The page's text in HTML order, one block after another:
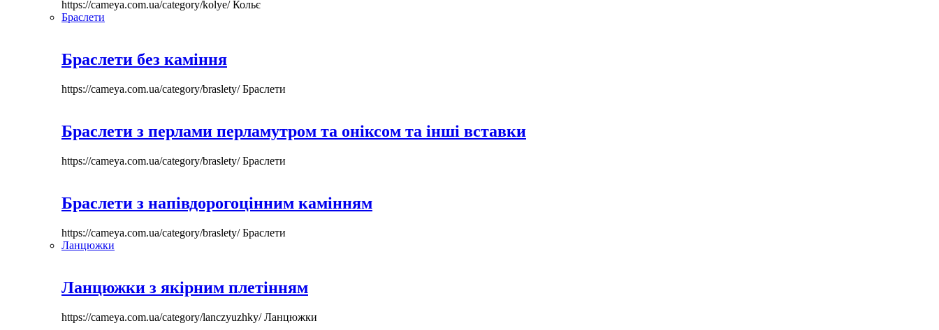
https://cameya.com.ua/category/kolye/Кольє
Браслети
Браслети без каміння
https://cameya.com.ua/category/braslety/Браслети
Браслети з перлами перламутром та оніксом та інші вставки
https://cameya.com.ua/category/braslety/Браслети
Браслети з напівдорогоцінним камінням
https://cameya.com.ua/category/braslety/Браслети
Ланцюжки
Ланцюжки з якірним плетінням
https://cameya.com.ua/category/lanczyuzhky/Ланцюжки